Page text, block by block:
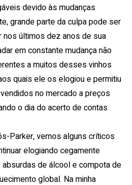
​​devido às mudanças
grande parte da culpa pode ser
nos últimos dez anos de sua
em constante mudança não
a muitos desses vinhos
quais ele os elogiou e permitiu
no mercado a preços
o dia do acerto de contas
Parker, vemos alguns críticos
elogiando cegamente
de álcool e compota de
global. Na minha